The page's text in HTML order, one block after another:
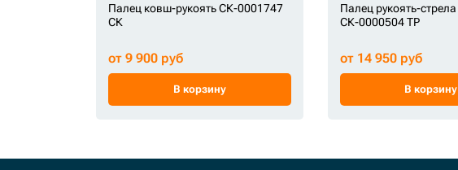
Палец ковш-рукоять СК-0001747
СК
от 9 900 руб
В корзину
Палец рукоять-стрела
СК-0000504 TP
от 14 950 руб
В корзину